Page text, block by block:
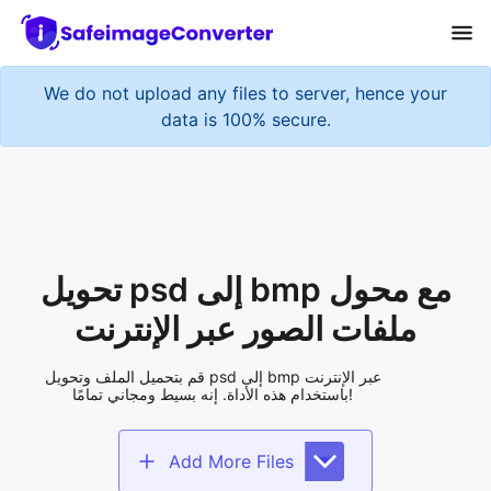
We do not upload any files to server, hence your
data is 100% secure.
قم بتحميل الملف وتحويل psd إلى bmp عبر الإنترنت
باستخدام هذه الأداة. إنه بسيط ومجاني تمامًا!
Add More Files